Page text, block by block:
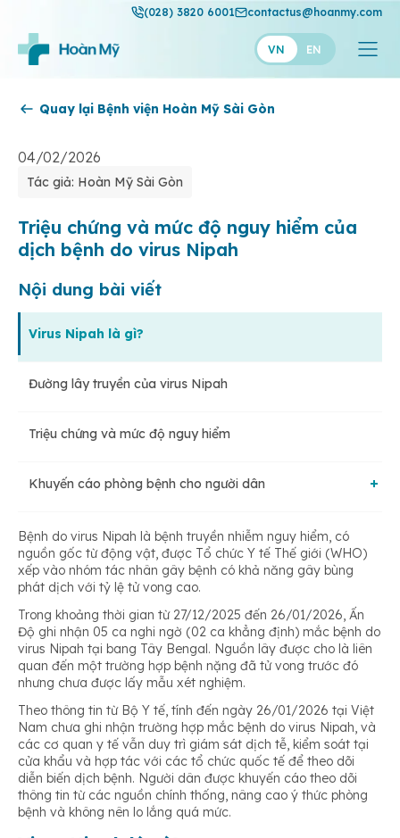
(028) 3820 6001 contactus@hoanmy.com
VN EN
Hoàn Mỹ
Hạnh Phúc
Thuận Mỹ
Quay lại Bệnh viện Hoàn Mỹ Sài Gòn
04/02/2026
Tác giả: Hoàn Mỹ Sài Gòn
Triệu chứng và mức độ nguy hiểm của
dịch bệnh do virus Nipah
Nội dung bài viết
Virus Nipah là gì?
Đường lây truyền của virus Nipah
Triệu chứng và mức độ nguy hiểm
Khuyến cáo phòng bệnh cho người dân
1. Hạn chế đến vùng có dịch
2. Theo dõi sức khỏe sau khi về từ vùng dịch
3. Đảm bảo vệ sinh thực phẩm
4. Tránh tiếp xúc với động vật nguy cơ cao
5. Phòng lây nhiễm từ người bệnh
Bệnh do virus Nipah là bệnh truyền nhiễm nguy hiểm, có
nguồn gốc từ động vật, được Tổ chức Y tế Thế giới (WHO)
xếp vào nhóm tác nhân gây bệnh có khả năng gây bùng
phát dịch với tỷ lệ tử vong cao.
Trong khoảng thời gian từ 27/12/2025 đến 26/01/2026, Ấn
Độ ghi nhận 05 ca nghi ngờ (02 ca khẳng định) mắc bệnh do
virus Nipah tại bang Tây Bengal. Nguồn lây được cho là liên
quan đến một trường hợp bệnh nặng đã tử vong trước đó
nhưng chưa được lấy mẫu xét nghiệm.
Theo thông tin từ Bộ Y tế, tính đến ngày 26/01/2026 tại Việt
Nam chưa ghi nhận trường hợp mắc bệnh do virus Nipah, và
các cơ quan y tế vẫn duy trì giám sát dịch tễ, kiểm soát tại
cửa khẩu và hợp tác với các tổ chức quốc tế để theo dõi
diễn biến dịch bệnh. Người dân được khuyến cáo theo dõi
thông tin từ các nguồn chính thống, nâng cao ý thức phòng
bệnh và không nên lo lắng quá mức.